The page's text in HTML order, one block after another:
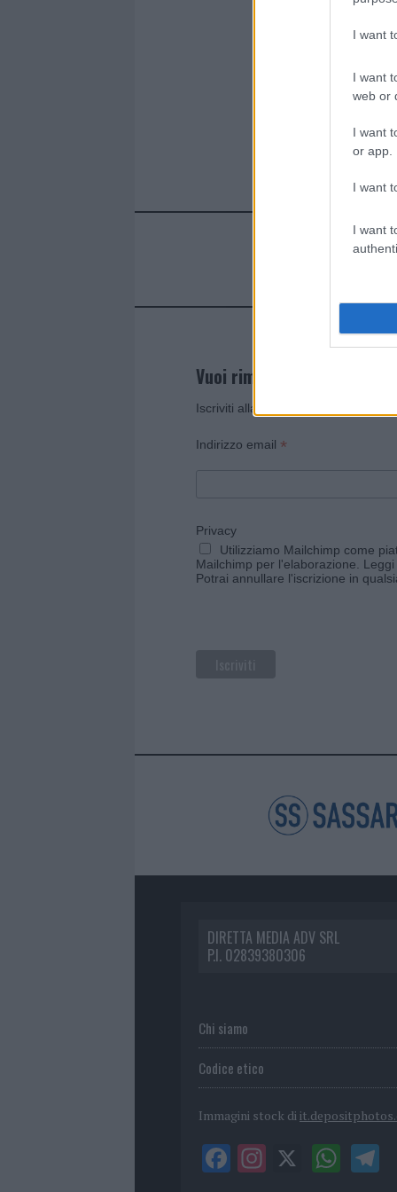
I want
I want
web or
I want
or app.
I want
I want
Vuoi rimanere sempre
Iscriviti alla newsletter di Gallura
Indirizzo email *
Privacy
Utilizziamo Mailchimp come
Mailchimp per l'elaborazione.
Potrai annullare l'iscrizione in
DIRETTA MEDIA ADV SRL
P.I. 02839380306
Chi siamo
Codice etico
Immagini stock di